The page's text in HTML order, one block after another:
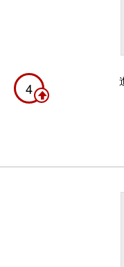
4